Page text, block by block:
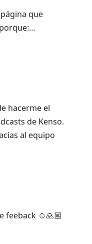
que
hacerme el
de Kenso.
al equipo
feeback ☺️🙏🏽